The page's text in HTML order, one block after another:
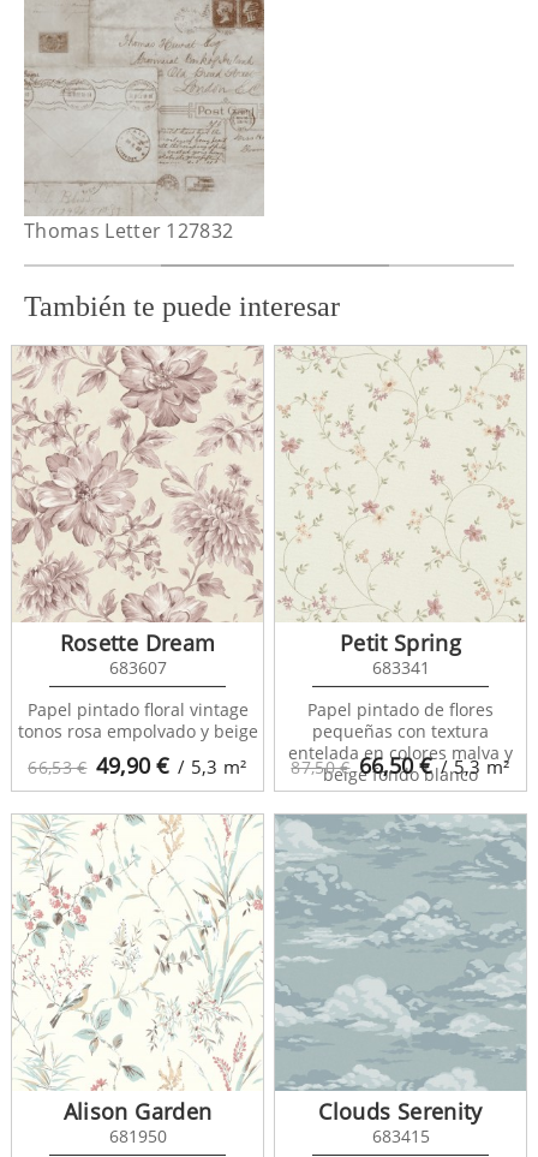
Thomas Letter 127832
También te puede interesar
66,53 € 49,90€ / 5,3 m²
Rosette Dream
683607
Papel pintado floral vintage
tonos rosa empolvado y beige
87,50 € 66,50€ / 5,3m²
Petit Spring
683341
Papel pintado de flores
pequeñas con textura
entelada en colores malva y
beige fondo blanco
Alison Garden
681950
Clouds Serenity
683415